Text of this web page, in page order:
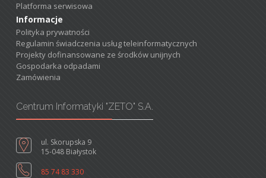
Platforma serwisowa
Informacje
Polityka prywatności
Regulamin świadczenia usług teleinformatycznych
Projekty dofinansowane ze środków unijnych
Gospodarka odpadami
Zamówienia
Centrum Informatyki "ZETO" S.A.
ul. Skorupska 9
15-048 Białystok
85 74 83 330